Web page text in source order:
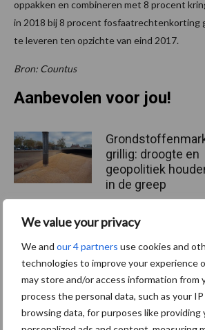
We value your privacy
We and our 4 partners use cookies and
technologies to improve your experience
may store and/or access information from
process the personal data, such as your
browsing data, for purposes like providing
oppakken en combineren met 8 procent
in 2018 bij 8 procent fosfaatrechtenkorting
te leveren ten opzichte van eind 2017.
Bron: Countus
Aanbevolen voor jou!
grillig: droogte en
geopolitiek
in de greep
De speenhuid: een
onderschatte
voor mastitis
ForFarmers ziet